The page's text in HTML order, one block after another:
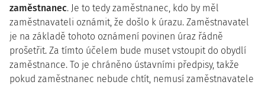
zaměstnanec. Je to tedy zaměstnanec, kdo by měl
zaměstnavateli oznámit, že došlo k úrazu. Zaměstnavatel
je na základě tohoto oznámení povinen úraz řádně
prošetřit. Za tímto účelem bude muset vstoupit do obydlí
zaměstnance. To je chráněno ústavními předpisy, takže
pokud zaměstnanec nebude chtít, nemusí zaměstnavatele